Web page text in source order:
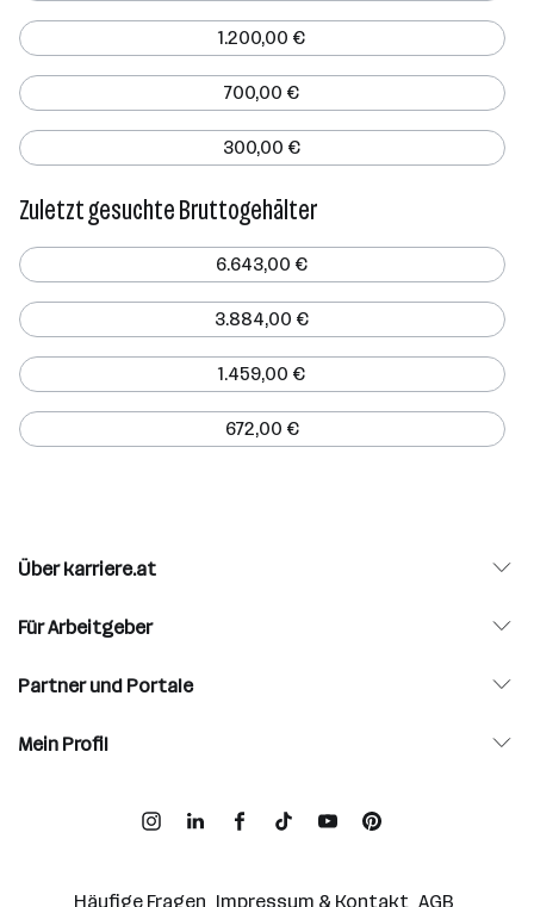
1.200,00 €
700,00 €
300,00 €
Zuletzt gesuchte Bruttogehälter
6.643,00 €
3.884,00 €
1.459,00 €
672,00 €
Über karriere.at
Für Arbeitgeber
Partner und Portale
Mein Profil
Häufige Fragen Impressum & Kontakt AGB